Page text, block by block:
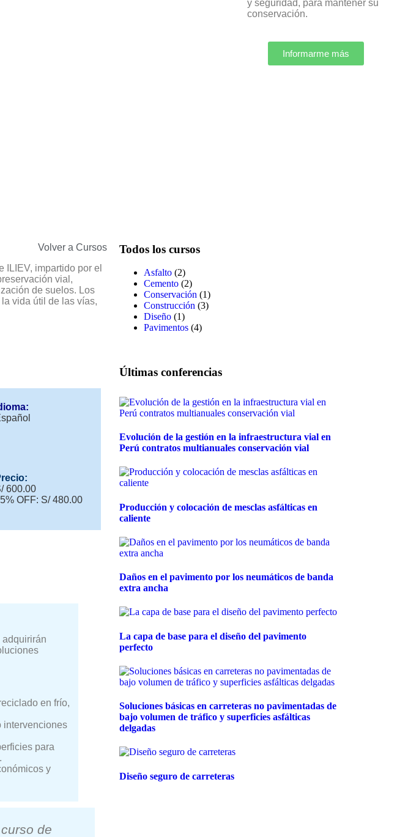
y seguridad, para mantener su
conservación.
Informarme más
Volver a Cursos
ILIEV, impartido por el
vial,
de suelos. Los
vida útil de las vías,
600.00
OFF: S/ 480.00
en frío,
intervenciones
para
y
de
Todos los cursos
Asfalto (2)
Cemento (2)
Conservación (1)
Construcción (3)
Diseño (1)
Pavimentos (4)
Últimas conferencias
Evolución de la gestión en la infraestructura vial en
Perú contratos multianuales conservación vial
Producción y colocación de mesclas asfálticas en
caliente
Daños en el pavimento por los neumáticos de banda
extra ancha
La capa de base para el diseño del pavimento
perfecto
Soluciones básicas en carreteras no pavimentadas de
bajo volumen de tráfico y superficies asfálticas
delgadas
Diseño seguro de carreteras